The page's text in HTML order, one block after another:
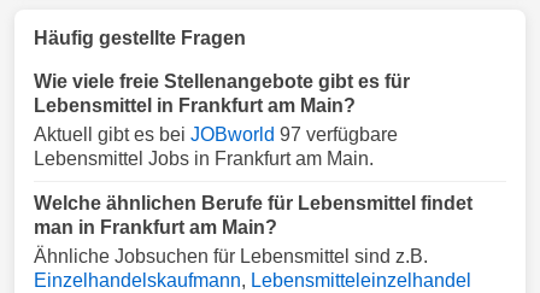
Häufig gestellte Fragen
Wie viele freie Stellenangebote gibt es für
Lebensmittel in Frankfurt am Main?
Aktuell gibt es bei JOBworld 97 verfügbare
Lebensmittel Jobs in Frankfurt am Main.
Welche ähnlichen Berufe für Lebensmittel findet
man in Frankfurt am Main?
Ähnliche Jobsuchen für Lebensmittel sind z.B.
Einzelhandelskaufmann, Lebensmitteleinzelhandel